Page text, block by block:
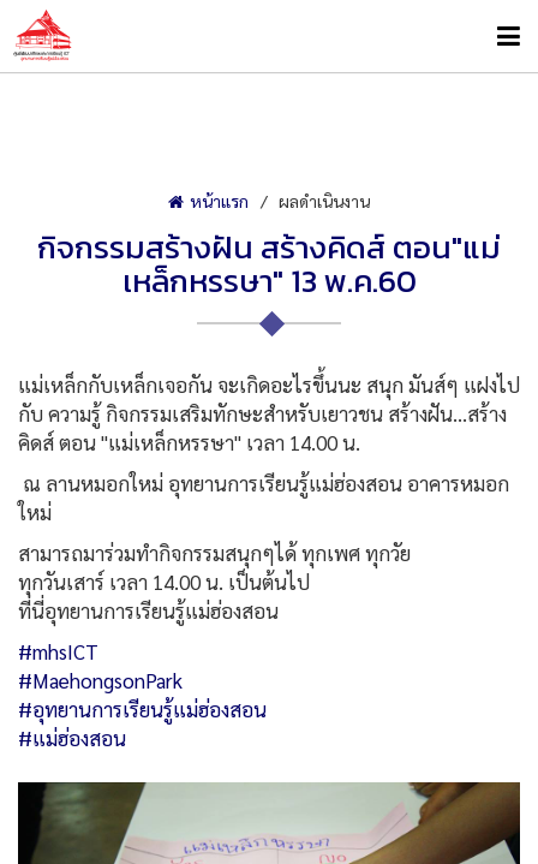
หน้าแรก ผลดำเนินงาน
กิจกรรมสร้างฝัน สร้างคิดส์ ตอน"แม่
เหล็กหรรษา" 13 พ.ค.60
แม่เหล็กกับเหล็กเจอกัน จะเกิดอะไรขึ้นนะ สนุก มันส์ๆ แฝงไป
กับ ความรู้ กิจกรรมเสริมทักษะสำหรับเยาวชน สร้างฝัน...สร้าง
คิดส์ ตอน "แม่เหล็กหรรษา" เวลา 14.00 น.
ณ ลานหมอกใหม่ อุทยานการเรียนรู้แม่ฮ่องสอน อาคารหมอก
ใหม่
สามารถมาร่วมทำกิจกรรมสนุกๆได้ ทุกเพศ ทุกวัย
ทุกวันเสาร์ เวลา 14.00 น. เป็นต้นไป
ที่นี่อุทยานการเรียนรู้แม่ฮ่องสอน
#mhsICT
#MaehongsonPark
#อุทยานการเรียนรู้แม่ฮ่องสอน
#แม่ฮ่องสอน